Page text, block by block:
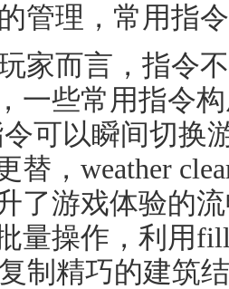
管理，常用指
家而言，指令
一些常用指令
令可以瞬间切换
替，weather
了游戏体验的
量操作，利用
制精巧的建筑